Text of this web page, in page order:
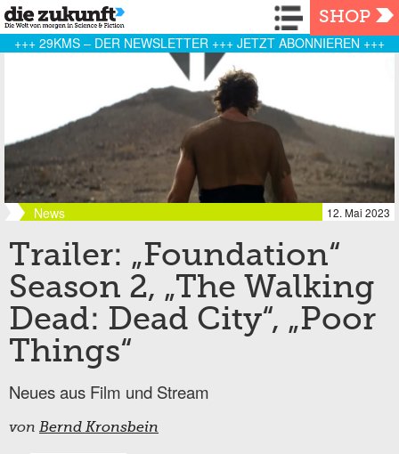
Navigation
SHOP
+++ 29KMS – DER NEWSLETTER +++ JETZT ABONNIEREN +++
News 12. Mai 2023
Trailer: „Foundation“
Season 2, „The Walking
Dead: Dead City“, „Poor
Things“
Neues aus Film und Stream
von Bernd Kronsbein